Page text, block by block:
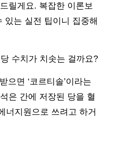
릴게요. 복잡한 이론보
있는 실전 팁이니 집중해
수치가 치솟는 걸까요?
으면 ‘코르티솔’이라는
은 간에 저장된 당을 혈
너지원으로 쓰려고 하거